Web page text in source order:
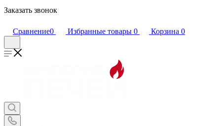
Заказать звонок
Сравнение0 Избранные товары 0 Корзина 0